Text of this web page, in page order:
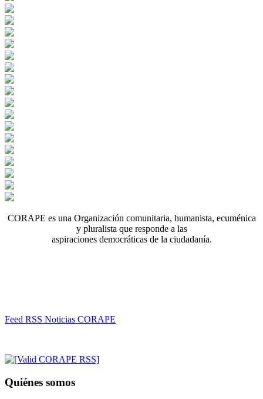
CORAPE es una Organización comunitaria, humanista, ecuménica
y pluralista que responde a las
aspiraciones democráticas de la ciudadanía.
Feed RSS Noticias CORAPE
Quiénes somos